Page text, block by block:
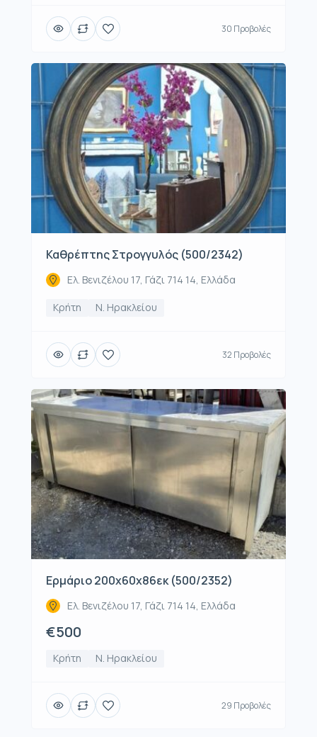
30 Προβολές
Καθρέπτης Στρογγυλός (500/2342)
Ελ. Βενιζέλου 17, Γάζι 714 14, Ελλάδα
Κρήτη Ν. Ηρακλείου
32 Προβολές
Ερμάριο 200x60x86εκ (500/2352)
Ελ. Βενιζέλου 17, Γάζι 714 14, Ελλάδα
€500
Κρήτη Ν. Ηρακλείου
29 Προβολές